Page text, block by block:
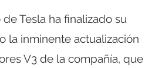
Tesla ha finalizado su
la inminente actualización
V3 de la compañía, que